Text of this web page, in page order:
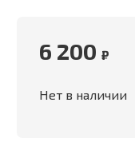
6 200 ₽
Нет в наличии